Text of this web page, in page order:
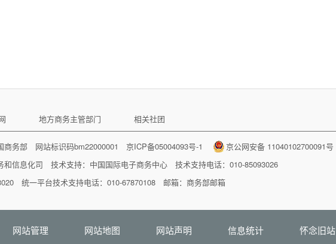
地方商务主管部门 相关社团
商务部 网站标识码bm22000001京ICP备05004093号-1
京公网安备 11040102700091号
和信息化司 技术支持： 中国国际电子商务中心 技术支持电话：010-85093026
统一平台技术支持电话：010-67870108 邮箱：商务部邮箱
网站管理 网站地图 网站声明 信息统计 怀念旧站